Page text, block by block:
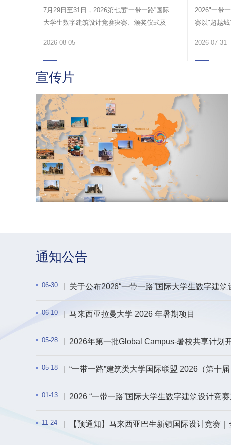
7月29日至31日，2026第七届“一带一路”国际
大学生数字建筑设计竞赛决赛、颁奖仪式及
2026-08-05
2026"一带
赛以"超越
2026-07-31
宣传片
通知公告
06-30
关于公布2026“一带一路”国际大学生数字建
06-10 马来西亚拉曼大学 2026 年暑期项目
05-28 2026年第一批Global Campus-暑校共享计划
05-18 “一带一路”建筑类大学国际联盟 2026（第十
01-13 2026 “一带一路”国际大学生数字建筑设计竞
11-24 【预通知】马来西亚巴生新镇国际设计竞赛